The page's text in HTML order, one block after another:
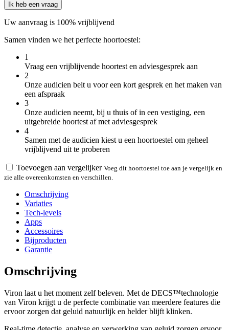
Ik heb een vraag
Uw aanvraag is 100% vrijblijvend
Samen vinden we het perfecte hoortoestel:
1
Vraag een vrijblijvende hoortest en adviesgesprek aan
2
Onze audicien belt u voor een kort gesprek en het maken van
een afspraak
3
Onze audicien neemt, bij u thuis of in een vestiging, een
uitgebreide hoortest af met adviesgesprek
4
Samen met de audicien kiest u een hoortoestel om geheel
vrijblijvend uit te proberen
Toevoegen aan vergelijker Voeg dit hoortoestel toe aan je vergelijk en
zie alle overeenkomsten en verschillen.
Omschrijving
Variaties
Tech-levels
Apps
Accessoires
Bijproducten
Garantie
Omschrijving
Viron laat u het moment zelf beleven. Met de DECS™technologie
van Viron krijgt u de perfecte combinatie van meerdere features die
ervoor zorgen dat geluid natuurlijk en helder blijft klinken.